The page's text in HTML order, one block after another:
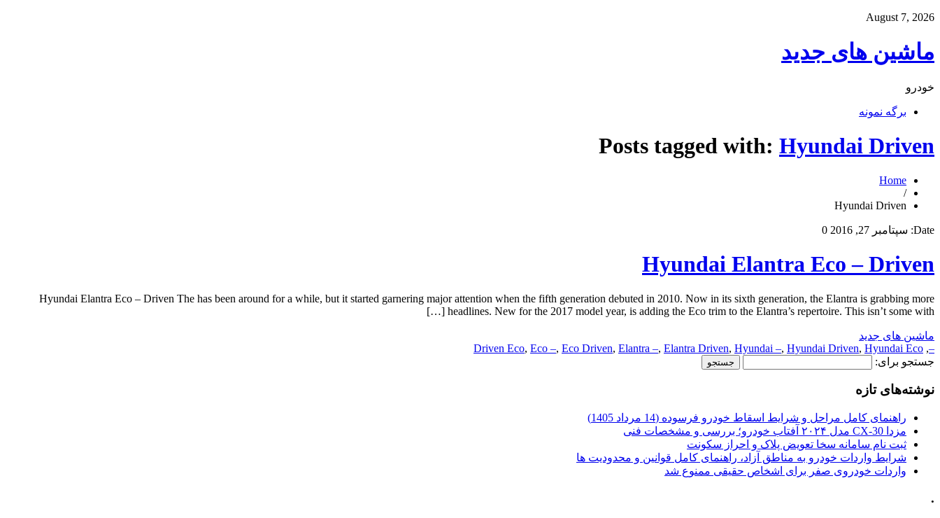
August 7, 2026
ماشین های جدید
خودرو
برگه نمونه
Posts tagged with: Hyundai Driven
Home
/
Hyundai Driven
Date: سپتامبر 27, 2016 0
Hyundai Elantra Eco – Driven
Hyundai Elantra Eco – Driven The has been around for a while, but it started garnering major attention when the fifth generation debuted in 2010. Now in its sixth generation, the Elantra is grabbing more
headlines. New for the 2017 model year, is adding the Eco trim to the Elantra’s repertoire. This isn’t some with […]
ماشین های جدید
–
,
Driven Eco, Eco –, Eco Driven, Elantra –, Elantra Driven, Hyundai –, Hyundai Driven, Hyundai Eco
جستجو برای:
نوشته‌های تازه
راهنمای کامل مراحل و شرایط اسقاط خودرو فرسوده (14 مرداد 1405)
مزدا CX-30 مدل ۲۰۲۴ آفتاب خودرو؛ بررسی و مشخصات فنی
ثبت نام سامانه سخا تعویض پلاک و احراز سکونت
شرایط واردات خودرو به مناطق آزاد، راهنمای کامل قوانین و محدودیت ها
واردات خودروی صفر برای اشخاص حقیقی ممنوع شد
.